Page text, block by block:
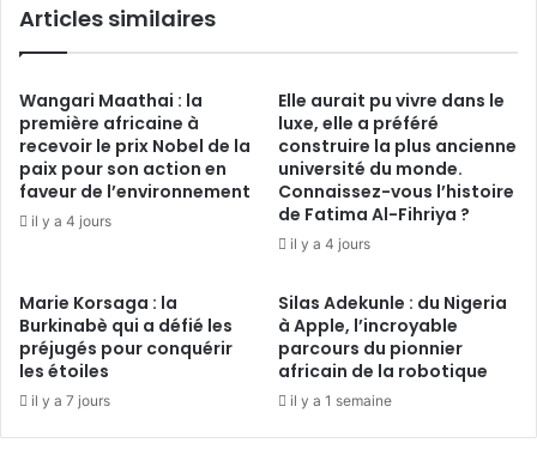
Unis
Articles similaires
Wangari Maathai : la
première africaine à
recevoir le prix Nobel de la
paix pour son action en
faveur de l’environnement
il y a 4 jours
Elle aurait pu vivre dans le
luxe, elle a préféré
construire la plus ancienne
université du monde.
Connaissez-vous l’histoire
de Fatima Al-Fihriya ?
il y a 4 jours
Marie Korsaga : la
Burkinabè qui a défié les
préjugés pour conquérir
les étoiles
il y a 7 jours
Silas Adekunle : du Nigeria
à Apple, l’incroyable
parcours du pionnier
africain de la robotique
il y a 1 semaine